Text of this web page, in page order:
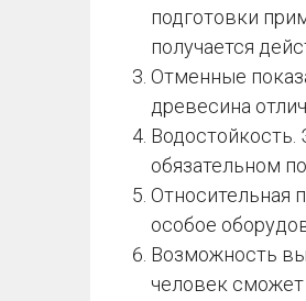
подготовки
получается
Отменные
древесина
Водостойкость.
обязательном
Относительная
особое
Возможность
человек сможет